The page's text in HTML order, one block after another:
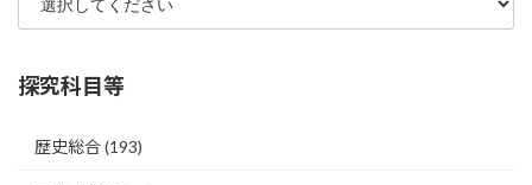
探究科目等
歴史総合(193)